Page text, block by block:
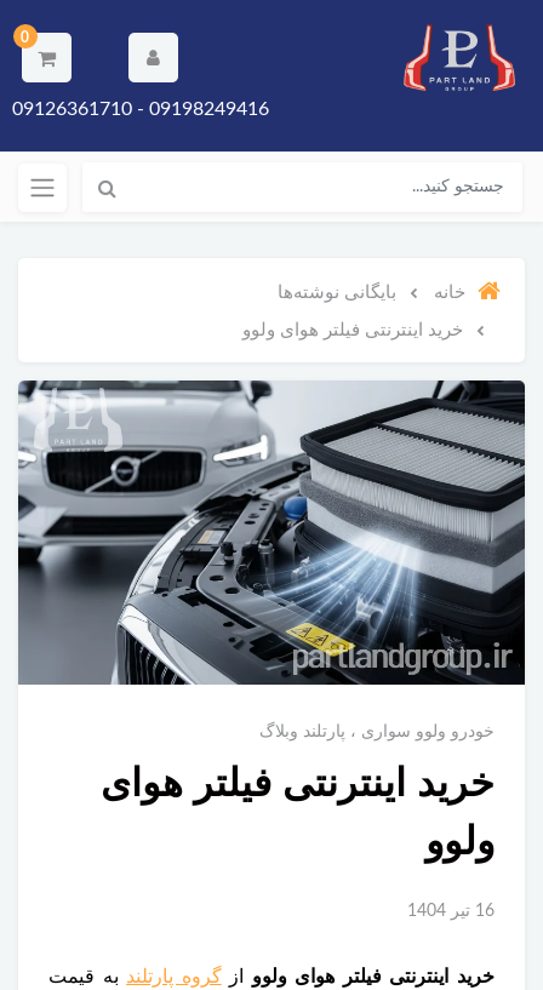
0
09198249416 - 09126361710
خانه بایگانی نوشته‌ها
خرید اینترنتی فیلتر هوای ولوو
خودرو ولوو سواری پارتلند وبلاگ
خرید اینترنتی فیلتر هوای
ولوو
16 تير 1404
خرید اینترنتی فیلتر هوای ولوو ازگروه پارتلند به قیمت